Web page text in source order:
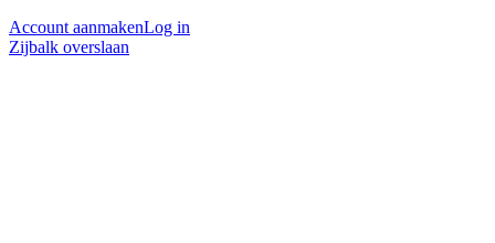
Account aanmakenLog in
Zijbalk overslaan